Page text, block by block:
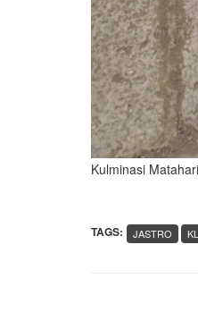
Kulminasi
TAGS: JASTRO